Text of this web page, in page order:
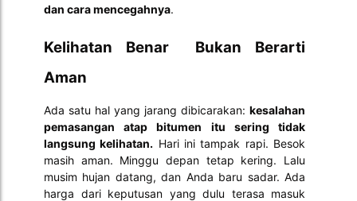
dan cara mencegahnya.
Kelihatan Benar Bukan Berarti
Aman
Ada satu hal yang jarang dibicarakan: kesalahan
pemasangan atap bitumen itu sering tidak
langsung kelihatan. Hari ini tampak rapi. Besok
masih aman. Minggu depan tetap kering. Lalu
musim hujan datang, dan Anda baru sadar. Ada
harga dari keputusan yang dulu terasa masuk